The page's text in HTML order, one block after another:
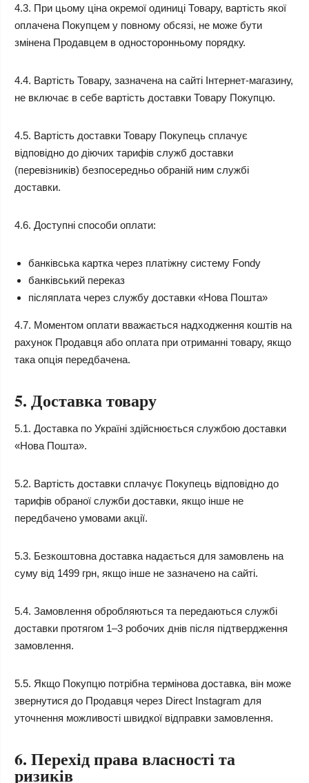
4.3. При цьому ціна окремої одиниці Товару, вартість якої
оплачена Покупцем у повному обсязі, не може бути
змінена Продавцем в односторонньому порядку.
4.4. Вартість Товару, зазначена на сайті Інтернет-магазину,
не включає в себе вартість доставки Товару Покупцю.
4.5. Вартість доставки Товару Покупець сплачує
відповідно до діючих тарифів служб доставки
(перевізників) безпосередньо обраній ним службі
доставки.
4.6. Доступні способи оплати:
банківська картка через платіжну систему Fondy
банківський переказ
післяплата через службу доставки «Нова Пошта»
4.7. Моментом оплати вважається надходження коштів на
рахунок Продавця або оплата при отриманні товару, якщо
така опція передбачена.
5. Доставка товару
5.1. Доставка по Україні здійснюється службою доставки
«Нова Пошта».
5.2. Вартість доставки сплачує Покупець відповідно до
тарифів обраної служби доставки, якщо інше не
передбачено умовами акції.
5.3. Безкоштовна доставка надається для замовлень на
суму від 1499 грн, якщо інше не зазначено на сайті.
5.4. Замовлення обробляються та передаються службі
доставки протягом 1–3 робочих днів після підтвердження
замовлення.
5.5. Якщо Покупцю потрібна термінова доставка, він може
звернутися до Продавця через Direct Instagram для
уточнення можливості швидкої відправки замовлення.
6. Перехід права власності та
ризиків